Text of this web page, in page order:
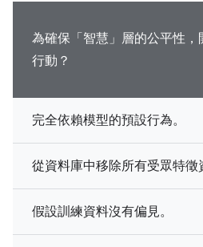
為確保「智慧」層的公平性
行動？
完全依賴模型的預設行為。
從資料庫中移除所有受眾特徵
假設訓練資料沒有偏見。